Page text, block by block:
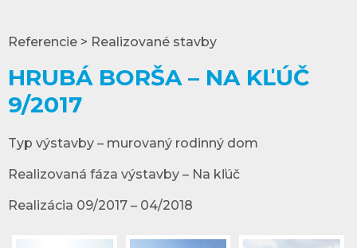
Referencie > Realizované stavby
HRUBÁ BORŠA – NA KĽÚČ
9/2017
Typ výstavby – murovaný rodinný dom
Realizovaná fáza výstavby – Na kľúč
Realizácia 09/2017 – 04/2018